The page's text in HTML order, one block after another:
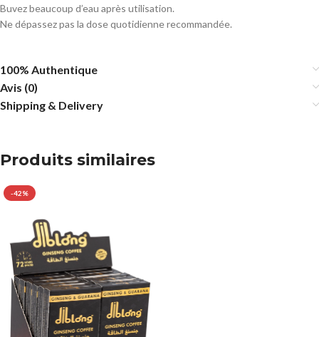
Buvez beaucoup d’eau après utilisation.
Ne dépassez pas la dose quotidienne recommandée.
100% Authentique
Avis (0)
Shipping & Delivery
Produits similaires
-42%